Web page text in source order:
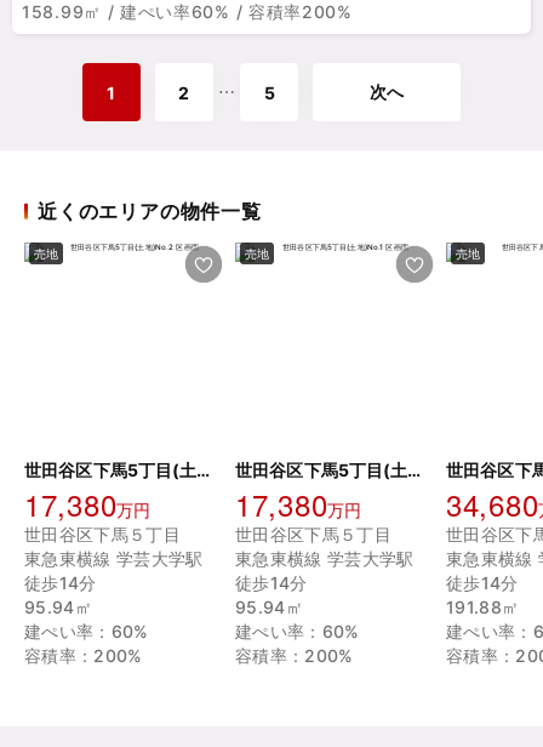
158.99㎡ / 建ぺい率60% / 容積率200%
1 2 ⋯ 5 次へ
近くのエリアの物件一覧
売地
世田谷区下馬5丁目(土地)No.2
17,380万円
世田谷区下馬５丁目
東急東横線 学芸大学駅
徒歩14分
95.94㎡
建ぺい率：60%
容積率：200%
売地
世田谷区下馬5丁目(土地)No.1
17,380万円
世田谷区下馬５丁目
東急東横線 学芸大学駅
徒歩14分
95.94㎡
建ぺい率：60%
容積率：200%
売地
世田谷区下
34,680
世田谷区下
東急東横線
徒歩14分
191.88㎡
建ぺい率：
容積率：